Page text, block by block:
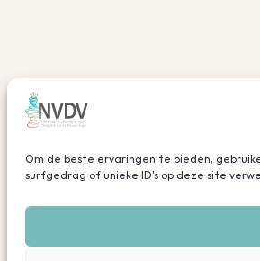
Om de beste ervaringen te bieden,
surfgedrag of unieke ID's op deze site